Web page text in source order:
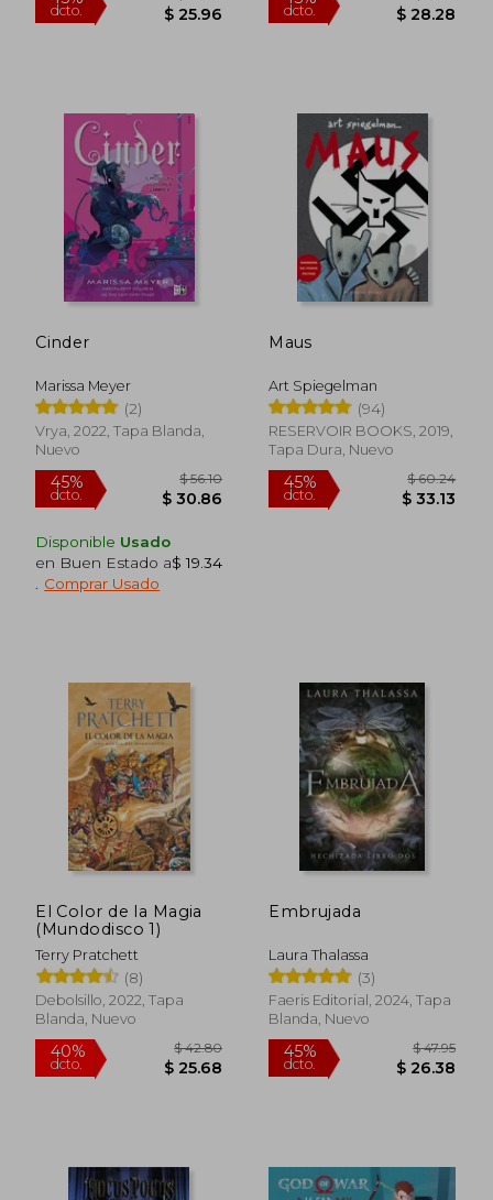
$ 18.05
40%
dcto.
45%
dcto. $ 25.96
45%
dcto.
Cinder
Marissa Meyer
(2)
Vrya, 2022, Tapa Blanda,
Nuevo
Disponible Usado
en Buen Estado a$ 19.34
Comprar Usado
Maus
Art Spiegelman
(94)
RESERVOIR BOOKS, 2019,
Tapa Dura, Nuevo
El Color de la Magia
(Mundodisco 1)
Terry Pratchett
(8)
Debolsillo, 2022, Tapa
Blanda, Nuevo
Embrujada
Laura Thalassa
(3)
Faeris Editorial, 2024, Tapa
Blanda, Nuevo